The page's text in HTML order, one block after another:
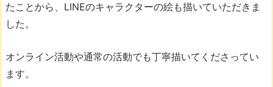
たことから、LINEのキャラクターの絵も描いていただきま
した。
オンライン活動や通常の活動でも丁寧描いてくださってい
ます。